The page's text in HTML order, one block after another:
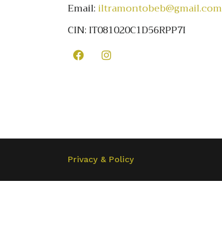
Email: iltramontobeb@gmail.com
CIN: IT081020C1D56RPP7I
Privacy & Policy